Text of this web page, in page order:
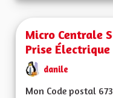
Micro Centrale
Prise Électrique
danile
Mon Code postal